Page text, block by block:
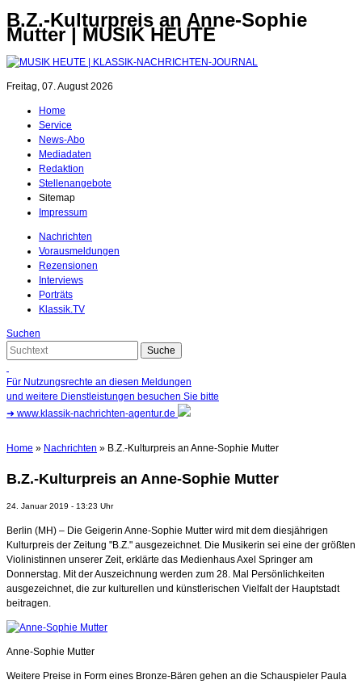
B.Z.-Kulturpreis an Anne-Sophie
Mutter | MUSIK HEUTE
Freitag, 07. August 2026
Home
Service
News-Abo
Mediadaten
Redaktion
Stellenangebote
Sitemap
Impressum
Nachrichten
Vorausmeldungen
Rezensionen
Interviews
Porträts
Klassik.TV
Suchen
Für Nutzungsrechte an diesen Meldungen
und weitere Dienstleistungen besuchen Sie bitte
➜ www.klassik-nachrichten-agentur.de
Home » Nachrichten » B.Z.-Kulturpreis an Anne-Sophie Mutter
B.Z.-Kulturpreis an Anne-Sophie Mutter
24. Januar 2019 - 13:23 Uhr
Berlin (MH) – Die Geigerin Anne-Sophie Mutter wird mit dem diesjährigen
Kulturpreis der Zeitung "B.Z." ausgezeichnet. Die Musikerin sei eine der größten
Violinistinnen unserer Zeit, erklärte das Medienhaus Axel Springer am
Donnerstag. Mit der Auszeichnung werden zum 28. Mal Persönlichkeiten
ausgezeichnet, die zur kulturellen und künstlerischen Vielfalt der Hauptstadt
beitragen.
Anne-Sophie Mutter
Weitere Preise in Form eines Bronze-Bären gehen an die Schauspieler Paula